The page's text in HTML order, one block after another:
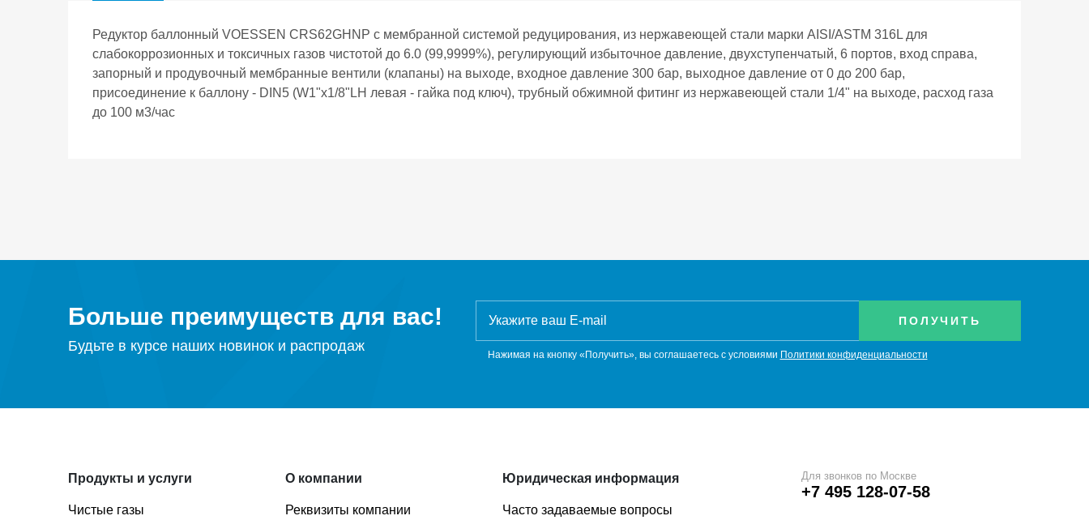
Редуктор баллонный VOESSEN CRS62GHNP с мембранной системой редуцирования, из нержавеющей стали марки AISI/ASTM 316L для
слабокоррозионных и токсичных газов чистотой до 6.0 (99,9999%), регулирующий избыточное давление, двухступенчатый, 6 портов, вход справа,
запорный и продувочный мембранные вентили (клапаны) на выходе, входное давление 300 бар, выходное давление от 0 до 200 бар,
присоединение к баллону - DIN5 (W1"x1/8"LH левая - гайка под ключ), трубный обжимной фитинг из нержавеющей стали 1/4" на выходе, расход газа
до 100 м3/час
Больше преимуществ для вас!
Будьте в курсе наших новинок и распродаж
Нажимая на кнопку «Получить», вы соглашаетесь с условиями Политики конфиденциальности
Продукты и услуги
Чистые газы
О компании
Реквизиты компании
Юридическая информация
Часто задаваемые вопросы
Для звонков по Москве
+7 495 128-07-58